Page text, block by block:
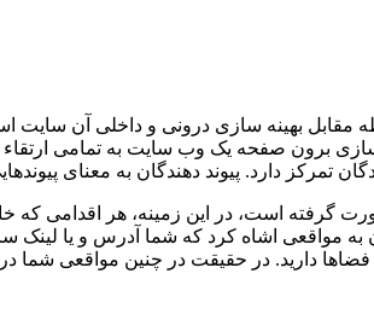
بهینه سازی درونی و داخلی آن سایت
برون صفحه یک وب سایت به تمامی
تمرکز دارد. پیوند دهندگان به معنای
گرفته است، در این زمینه، هر اقدامی که
مواقعی اشاه کرد که شما آدرس و یا لینک
دارید. در حقیقت در چنین مواقعی شما در